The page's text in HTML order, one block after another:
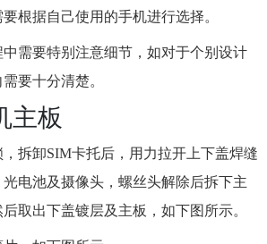
根据自己使用的手机进行选择。
需要特别注意细节，如对于个别设计
要十分清楚。
主板
拆卸SIM卡托后，用力拉开上下盖焊缝
电池及摄像头，螺丝头解除后拆下主
取出下盖镀层及主板，如下图所示。